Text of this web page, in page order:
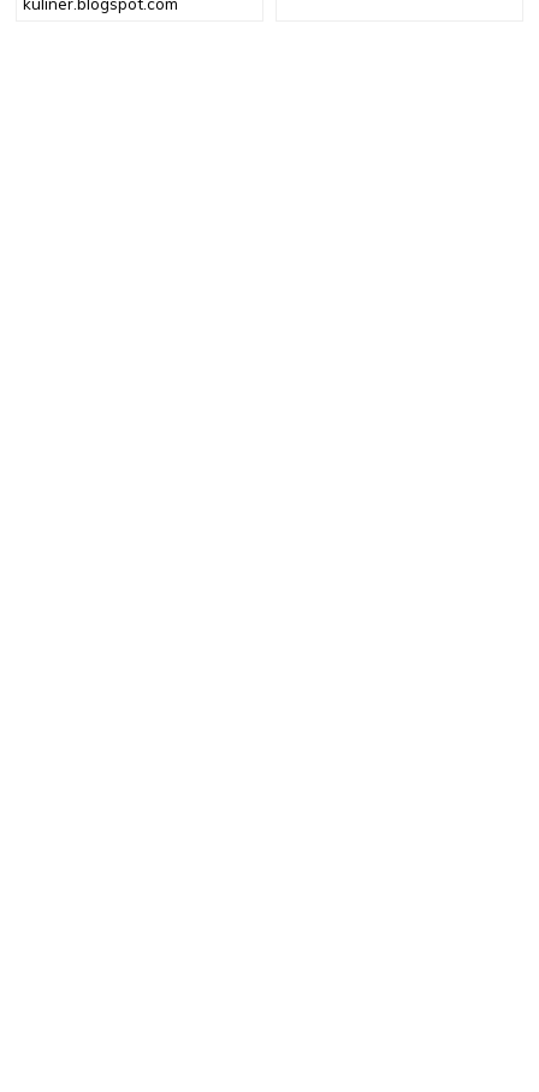
kuliner.blogspot.com